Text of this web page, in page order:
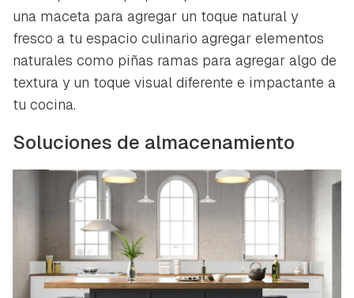
una maceta para agregar un toque natural y
fresco a tu espacio culinario agregar elementos
naturales como piñas ramas para agregar algo de
textura y un toque visual diferente e impactante a
tu cocina.
Soluciones de almacenamiento